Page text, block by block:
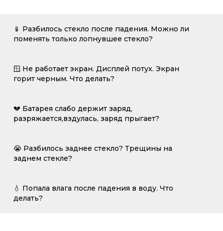
📱 Разбилось стекло после падения. Можно ли
поменять только лопнувшее стекло?
🪟 Не работает экран. Дисплей потух. Экран
горит черным. Что делать?
💔 Батарея слабо держит заряд,
разряжается,вздулась, заряд прыгает?
😭 Разбилось заднее стекло? Трещины на
заднем стекле?
💧 Попала влага после падения в воду. Что
делать?